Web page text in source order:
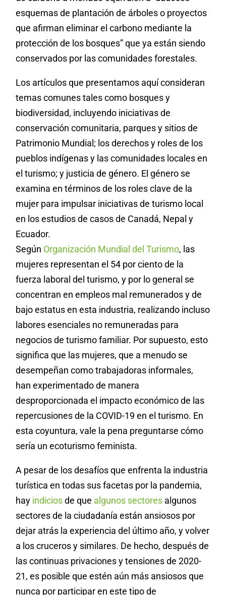
esquemas de plantación de árboles o proyectos
que afirman eliminar el carbono mediante la
protección de los bosques” que ya están siendo
conservados por las comunidades forestales.
Los artículos que presentamos aquí consideran
temas comunes tales como bosques y
biodiversidad, incluyendo iniciativas de
conservación comunitaria, parques y sitios de
Patrimonio Mundial; los derechos y roles de los
pueblos indígenas y las comunidades locales en
el turismo; y justicia de género. El género se
examina en términos de los roles clave de la
mujer para impulsar iniciativas de turismo local
en los estudios de casos de Canadá, Nepal y
Ecuador.
Según Organización Mundial del Turismo, las
mujeres representan el 54 por ciento de la
fuerza laboral del turismo, y por lo general se
concentran en empleos mal remunerados y de
bajo estatus en esta industria, realizando incluso
labores esenciales no remuneradas para
negocios de turismo familiar. Por supuesto, esto
significa que las mujeres, que a menudo se
desempeñan como trabajadoras informales,
han experimentado de manera
desproporcionada el impacto económico de las
repercusiones de la COVID-19 en el turismo. En
esta coyuntura, vale la pena preguntarse cómo
sería un ecoturismo feminista.
A pesar de los desafíos que enfrenta la industria
turística en todas sus facetas por la pandemia,
hay indiciosde que algunos sectores algunos
sectores de la ciudadanía están ansiosos por
dejar atrás la experiencia del último año, y volver
a los cruceros y similares. De hecho, después de
las continuas privaciones y tensiones de 2020-
21, es posible que estén aún más ansiosos que
nunca por participar en este tipo de